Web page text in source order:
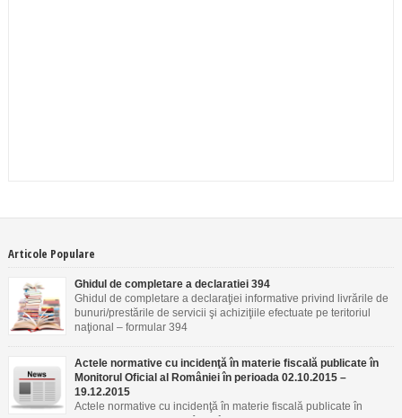
Articole Populare
Ghidul de completare a declaratiei 394
Ghidul de completare a declaraţiei informative privind livrările de
bunuri/prestările de servicii şi achiziţiile efectuate pe teritoriul
naţional – formular 394
Actele normative cu incidenţă în materie fiscală publicate în
Monitorul Oficial al României în perioada 02.10.2015 –
19.12.2015
Actele normative cu incidenţă în materie fiscală publicate în